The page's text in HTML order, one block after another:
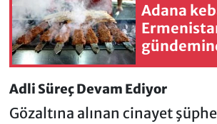
Adana
Adli Süreç Devam Ediyor
Gözaltına alınan cinayet